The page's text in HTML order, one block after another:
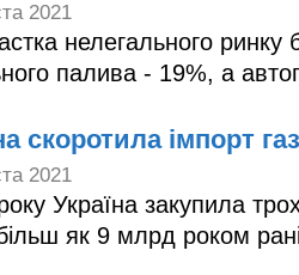
2021
нелегального
палива - 19%, а
скоротила імпорт
2021
Україна закупила
як 9 млрд роком